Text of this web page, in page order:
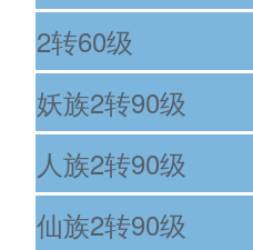
2转60级
妖族2转90级
人族2转90级
仙族2转90级